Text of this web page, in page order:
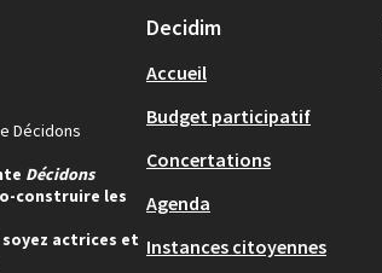
Décidons
Décidons
construire les
actrices et
Decidim
Accueil
Budget participatif
Concertations
Agenda
Instances citoyennes